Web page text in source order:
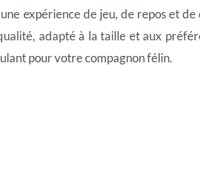
expérience de jeu, de repos et
adapté à la taille et aux
pour votre compagnon félin.